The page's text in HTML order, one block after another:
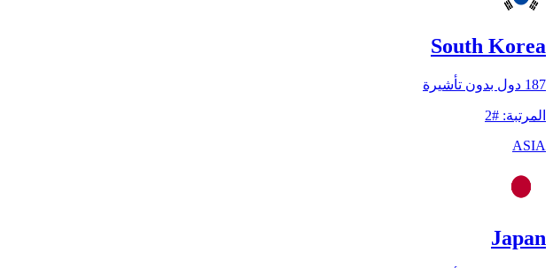
South Korea
187 دول بدون تأشيرة
المرتبة:
#
2
ASIA
Japan